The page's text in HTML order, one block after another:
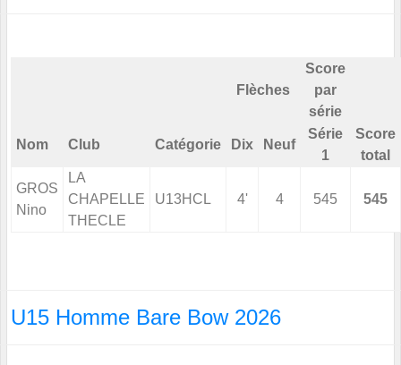
Flèches
Score
par
série
Nom Club Catégorie Dix Neuf
Série
1
Score
total
GROS
Nino
LA
CHAPELLE
THECLE
U13HCL 4' 4 545 545
U15 Homme Bare Bow 2026